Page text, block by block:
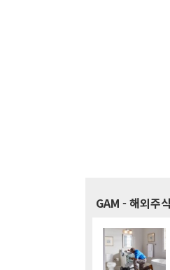
GAM - 해외주